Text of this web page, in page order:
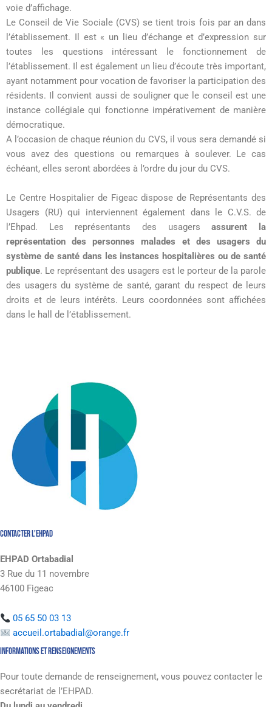
voie d’affichage.
Le Conseil de Vie Sociale (CVS) se tient trois fois par an dans
l’établissement. Il est « un lieu d’échange et d’expression sur
toutes les questions intéressant le fonctionnement de
l’établissement. Il est également un lieu d’écoute très important,
ayant notamment pour vocation de favoriser la participation des
résidents. Il convient aussi de souligner que le conseil est une
instance collégiale qui fonctionne impérativement de manière
démocratique.
A l’occasion de chaque réunion du CVS, il vous sera demandé si
vous avez des questions ou remarques à soulever. Le cas
échéant, elles seront abordées à l’ordre du jour du CVS.
Le Centre Hospitalier de Figeac dispose de Représentants des
Usagers (RU) qui interviennent également dans le C.V.S. de
l’Ehpad. Les représentants des usagersassurent la
représentation des personnes malades et des usagers du
système de santé dans les instances hospitalières ou de santé
publique. Le représentant des usagers est le porteur de la parole
des usagers du système de santé, garant du respect de leurs
droits et de leurs intérêts. Leurs coordonnées sont affichées
dans le hall de l’établissement.
contacter l'EHPAD
EHPAD Ortabadial
3 Rue du 11 novembre
46100 Figeac
05 65 50 03 13
accueil.ortabadial@orange.fr
Informations et renseignements
Pour toute demande de renseignement, vous pouvez contacter le
secrétariat de l’EHPAD.